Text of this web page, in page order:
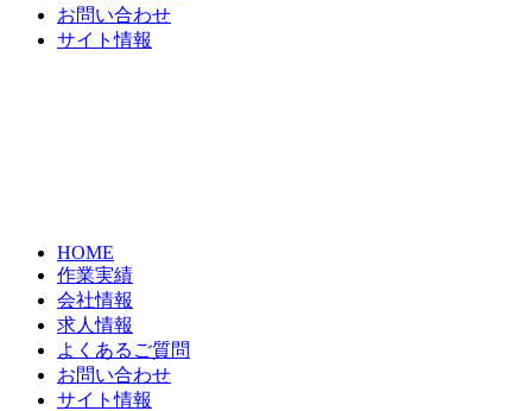
お問い合わせ
サイト情報
HOME
作業実績
会社情報
求人情報
よくあるご質問
お問い合わせ
サイト情報